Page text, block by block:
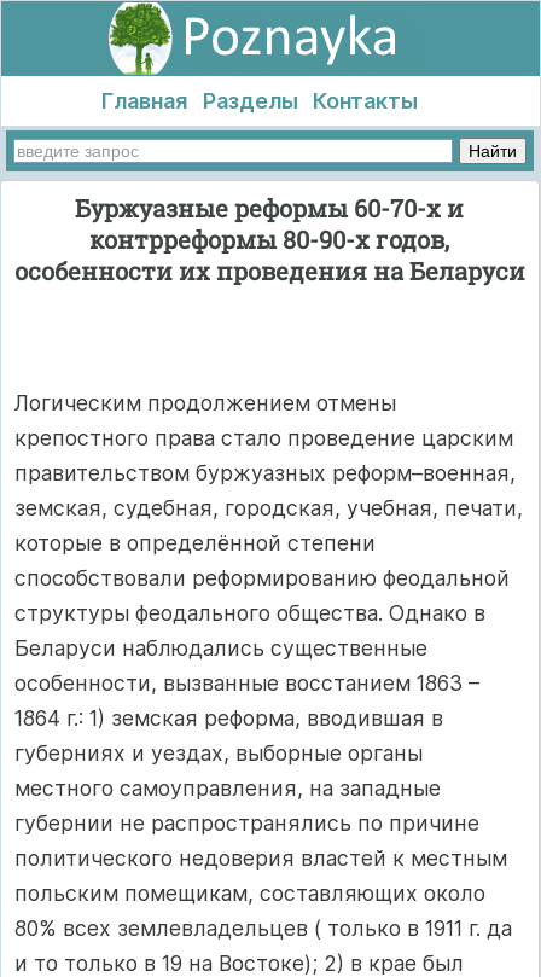
Главная Разделы Контакты
Буржуазные реформы 60-70-х и
контрреформы 80-90-х годов,
особенности их проведения на Беларуси
Логическим продолжением отмены
крепостного права стало проведение царским
правительством буржуазных реформ–военная,
земская, судебная, городская, учебная, печати,
которые в определённой степени
способствовали реформированию феодальной
структуры феодального общества. Однако в
Беларуси наблюдались существенные
особенности, вызванные восстанием 1863 –
1864 г.: 1) земская реформа, вводившая в
губерниях и уездах, выборные органы
местного самоуправления, на западные
губернии не распространялись по причине
политического недоверия властей к местным
польским помещикам, составляющих около
80% всех землевладельцев ( только в 1911 г. да
и то только в 19 на Востоке); 2) в крае был